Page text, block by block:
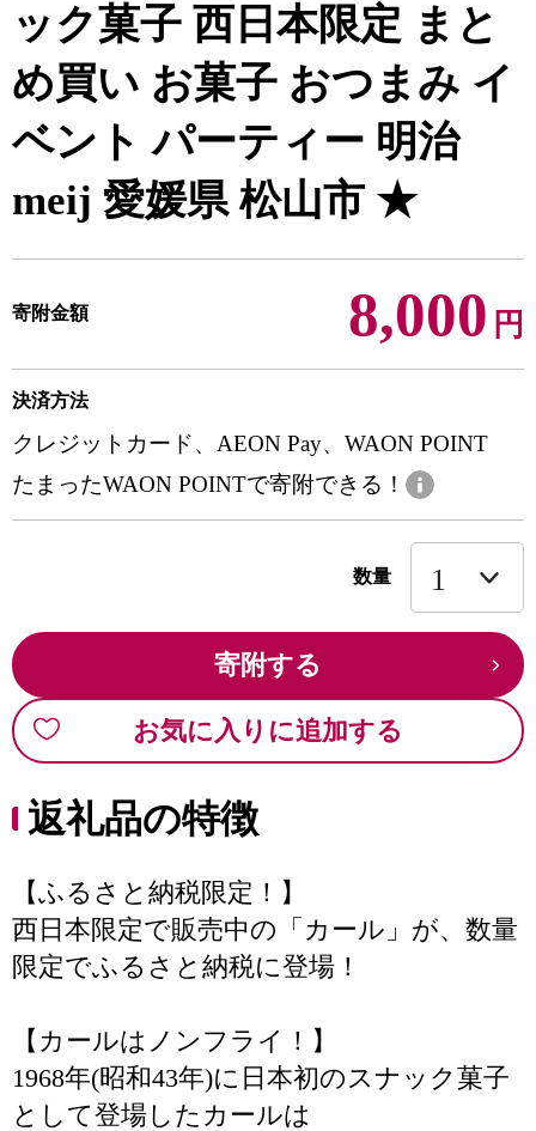
ック菓子 西日本限定 まと
め買い お菓子 おつまみ イ
ベント パーティー 明治
meij 愛媛県 松山市 ★
寄附金額 8,000 円
決済方法
クレジットカード、AEON Pay、WAON POINT
たまったWAON POINTで寄附できる！
数量
寄附する
お気に入りに追加する
返礼品の特徴
【ふるさと納税限定！】
西日本限定で販売中の「カール」が、数量
限定でふるさと納税に登場！
【カールはノンフライ！】
1968年(昭和43年)に日本初のスナック菓子
として登場したカールは